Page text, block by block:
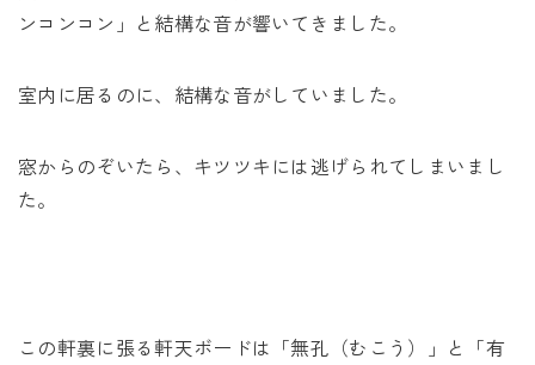
ンコンコン」と結構な音が響いてきました。
室内に居るのに、結構な音がしていました。
窓からのぞいたら、キツツキには逃げられてしまいまし
た。
この軒裏に張る軒天ボードは「無孔（むこう）」と「有